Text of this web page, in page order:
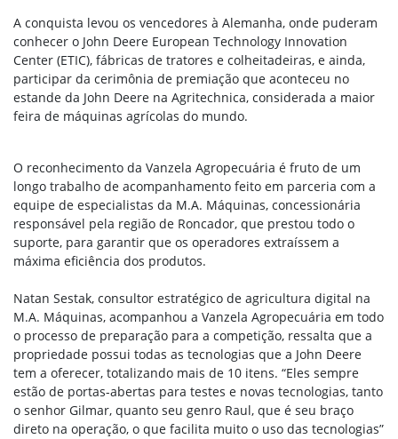
A conquista levou os vencedores à Alemanha, onde puderam
conhecer o John Deere European Technology Innovation
Center (ETIC), fábricas de tratores e colheitadeiras, e ainda,
participar da cerimônia de premiação que aconteceu no
estande da John Deere na Agritechnica, considerada a maior
feira de máquinas agrícolas do mundo.
O reconhecimento da Vanzela Agropecuária é fruto de um
longo trabalho de acompanhamento feito em parceria com a
equipe de especialistas da M.A. Máquinas, concessionária
responsável pela região de Roncador, que prestou todo o
suporte, para garantir que os operadores extraíssem a
máxima eficiência dos produtos.
Natan Sestak, consultor estratégico de agricultura digital na
M.A. Máquinas, acompanhou a Vanzela Agropecuária em todo
o processo de preparação para a competição, ressalta que a
propriedade possui todas as tecnologias que a John Deere
tem a oferecer, totalizando mais de 10 itens. “Eles sempre
estão de portas-abertas para testes e novas tecnologias, tanto
o senhor Gilmar, quanto seu genro Raul, que é seu braço
direto na operação, o que facilita muito o uso das tecnologias”